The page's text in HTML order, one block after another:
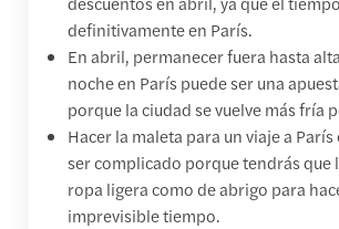
definitivamente en París.
En abril, permanecer fuera hasta
noche en París puede ser una
porque la ciudad se vuelve más fría
Hacer la maleta para un viaje a
ser complicado porque tendrás que
ropa ligera como de abrigo para
imprevisible tiempo.